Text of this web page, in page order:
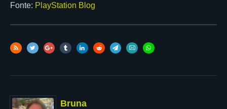
Fonte: PlayStation Blog
Bruna